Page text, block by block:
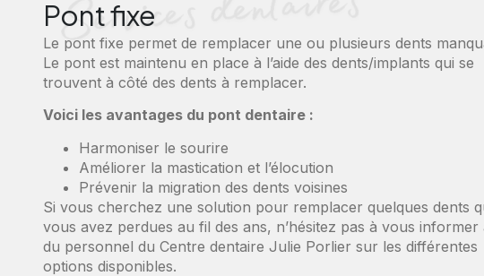
Pont fixe
Le pont fixe permet de remplacer une ou plusieurs dents
Le pont est maintenu en place à l’aide des dents/implants qui se
trouvent à côté des dents à remplacer.
Voici les avantages du pont dentaire :
Harmoniser le sourire
Améliorer la mastication et l’élocution
Prévenir la migration des dents voisines
Si vous cherchez une solution pour remplacer quelques dents
vous avez perdues au fil des ans, n’hésitez pas à vous informer
du personnel du Centre dentaire Julie Porlier sur les différentes
options disponibles.